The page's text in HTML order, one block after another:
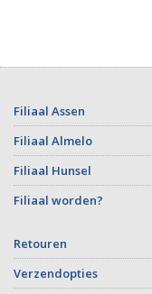
Filiaal Assen
Filiaal Almelo
Filiaal Hunsel
Filiaal worden?
Retouren
Verzendopties